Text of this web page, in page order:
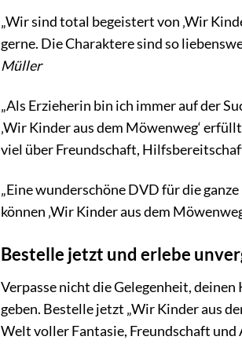
„Wir sind total begeistert von ‚Wir
gerne. Die Charaktere sind so
Müller
„Als Erzieherin bin ich immer auf der
‚Wir Kinder aus dem Möwenweg‘
viel über Freundschaft,
„Eine wunderschöne DVD für die
können ‚Wir Kinder aus dem
Bestelle jetzt und erlebe
Verpasse nicht die Gelegenheit,
geben. Bestelle jetzt „Wir Kinder aus
Welt voller Fantasie, Freundschaft